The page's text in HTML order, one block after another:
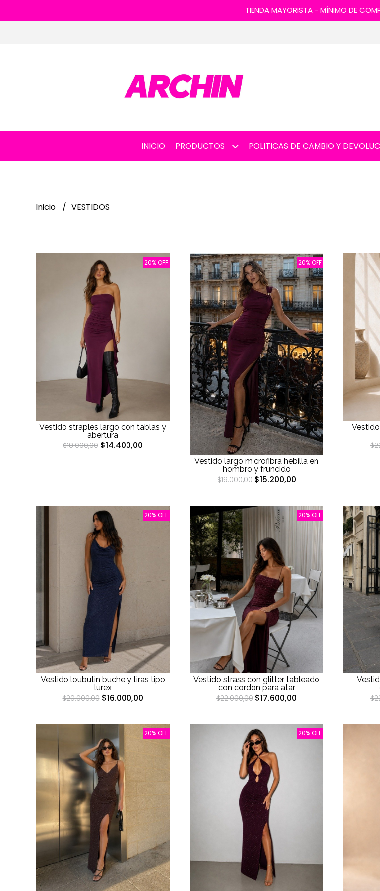
TIENDA MAYORISTA - MÍNIMO DE
INICIO PRODUCTOS POLITICAS DE CAMBIO Y
Inicio VESTIDOS
20% OFF
Vestido straples largo con tablas y
abertura
$18.000,00$14.400,00
20% OFF
Vestido largo microfibra hebilla en
hombro y fruncido
$19.000,00$15.200,00
20% OFF
Vestido loubutin buche y tiras tipo
lurex
$20.000,00$16.000,00
20% OFF
Vestido strass con glitter tableado
con cordon para atar
$22.000,00 $17.600,00
20% OFF 20% OFF